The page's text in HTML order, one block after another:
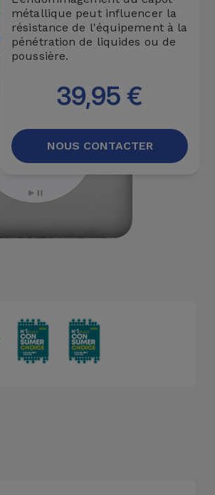
métallique peut influencer la
résistance de l'équipement à la
pénétration de liquides ou de
poussière.
39,95 €
NOUS CONTACTER